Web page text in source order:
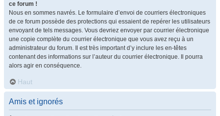
ce forum !
Nous en sommes navrés. Le formulaire d’envoi de courriers électroniques
de ce forum possède des protections qui essaient de repérer les utilisateurs
envoyant de tels messages. Vous devriez envoyer par courrier électronique
une copie complète du courrier électronique que vous avez reçu à un
administrateur du forum. Il est très important d’y inclure les en-têtes
contenant des informations sur l’auteur du courrier électronique. Il pourra
alors agir en conséquence.
Haut
Amis et ignorés